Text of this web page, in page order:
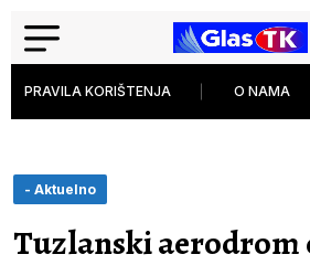
PRAVILA KORIŠTENJA O NAMA
- Aktuelno
Tuzlanski aerodrom